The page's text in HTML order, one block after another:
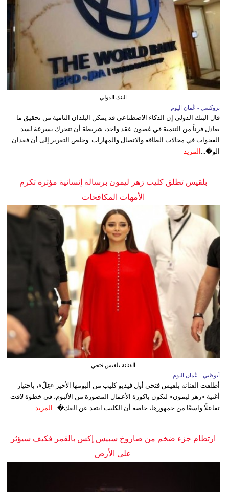
البنك الدولي
بروكسل - عُمان اليوم
قال البنك الدولي إن الذكاء الاصطناعي قد يمكن البلدان النامية من تحقيق ما
يعادل قرناً من التنمية في غضون عقد واحد، شريطة أن تتحرك بسرعة لسد
الفجوات في مجالات الطاقة والاتصال والمهارات. وخلص التقرير إلى أن فقدان
الو�... المزيد
بلقيس تطلق كليب زهر ليمون برسالة إنسانية مؤثرة تكرم
الأمهات المكافحات
الفنانة بلقيس فتحي
أبوظبي - عُمان اليوم
أطلقت الفنانة بلقيس فتحي أول فيديو كليب من ألبومها الأخير «غِلّ»، باختيار
أغنية «زهر ليمون» لتكون باكورة الأعمال المصورة من الألبوم، في خطوة لاقت
تفاعلًا واسعًا من جمهورها، خاصة أن الكليب ابتعد عن الفك�... المزيد
ارتطام جزء ضخم من صاروخ سبيس إكس بالقمر فكيف سيؤثر
على الأرض